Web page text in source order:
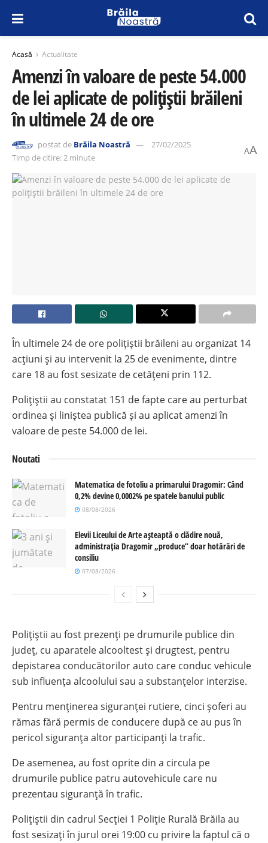
Acasă Actualitate
Amenzi în valoare de peste 54.000
de lei aplicate de polițiștii brăileni
în ultimele 24 de ore
postat de Brăila Noastră
27/02/2025
Timp de citire: 2 minute
AA
În ultimele 24 de ore polițiștii brăileni au organizat 14
acțiuni și au intervenit la 25 de evenimente, dintre
care 18 au fost sesizate de cetățeni prin 112.
Polițiștii au constatat 151 de fapte care au perturbat
ordinea și liniștea publică și au aplicat amenzi în
valoare de peste 54.000 de lei.
Noutati
Matematica de fotoliu a primarului Dragomir: Când
0,2% devine 0,0002% pe spatele banului public
08/08/2026
Elevii Liceului de Arte așteaptă o clădire nouă,
administrația Dragomir „produce” doar hotărâri de
consiliu
07/08/2026
Polițiștii au fost prezenți pe drumurile publice din
județ, cu aparatele alcooltest și drugtest, pentru
depistarea conducătorilor auto care conduc vehicule
sub influenţa alcoolului sau a substanţelor interzise.
Pentru menținerea siguranței rutiere, cinci șoferi au
rămas fără permis de conducere după ce au pus în
pericol siguranța altor participanți la trafic.
De asemenea, au fost oprite din a circula pe
drumurile publice patru autovehicule care nu
prezentau siguranță în trafic.
Polițiștii din cadrul Secției 1 Poliție Rurală Brăila au
fost sesizați în jurul orei 19:00 cu privire la faptul că o